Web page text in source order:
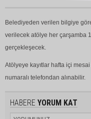
Belediyeden verilen bilgiye
verilecek atölye her çarşamba
gerçekleşecek.
Atölyeye kayıtlar hafta içi
numaralı telefondan alınabilir.
HABERE YORUM KAT